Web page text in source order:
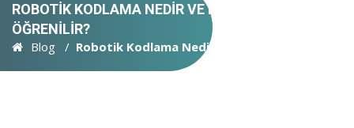
ROBOTIK KODLAMA NEDIR VE NASIL
ÖĞRENILIR?
Blog Robotik Kodlama Nedir ve Nasıl Öğrenilir?